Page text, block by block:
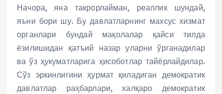
Начора, яна такрорлайман, реаллик шундай,
яъни бори шу. Бу давлатларнинг махсус хизмат
органлари бундай мақолалар қайси тилда
ёзилишидан қатъий назар уларни ўрганадилар
ва ўз ҳукуматларига ҳисоботлар тайёрлайдилар.
Сўз эркинлигини ҳурмат қиладиган демократик
давлатлар раҳбарлари, халқаро демократик